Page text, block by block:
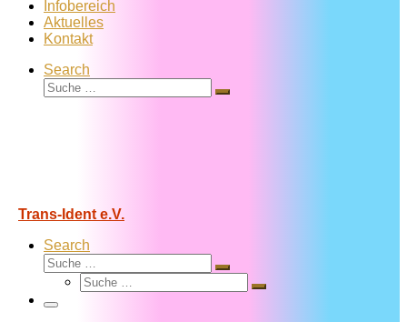
Infobereich
Aktuelles
Kontakt
Search
Suche
Suche
Trans-Ident e.V.
Search
Suche
Suche
Suche
Suche
Menü